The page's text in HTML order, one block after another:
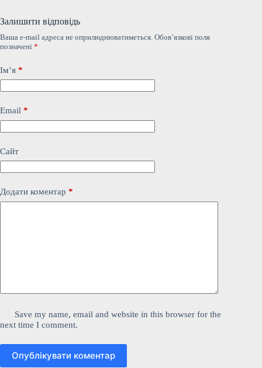
Залишити відповідь
Ваша e-mail адреса не оприлюднюватиметься. Обов’язкові поля
позначені *
Ім’я *
Email *
Сайт
Додати коментар *
Save my name, email and website in this browser for the
next time I comment.
Опублікувати коментар